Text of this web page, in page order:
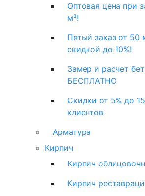
Оптовая цена при
м³!
Пятый заказ от 50
скидкой до 10%!
Замер и расчет
БЕСПЛАТНО
Скидки от 5% до
клиентов
Арматура
Кирпич
Кирпич
Кирпич